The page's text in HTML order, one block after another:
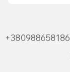
+380988658186